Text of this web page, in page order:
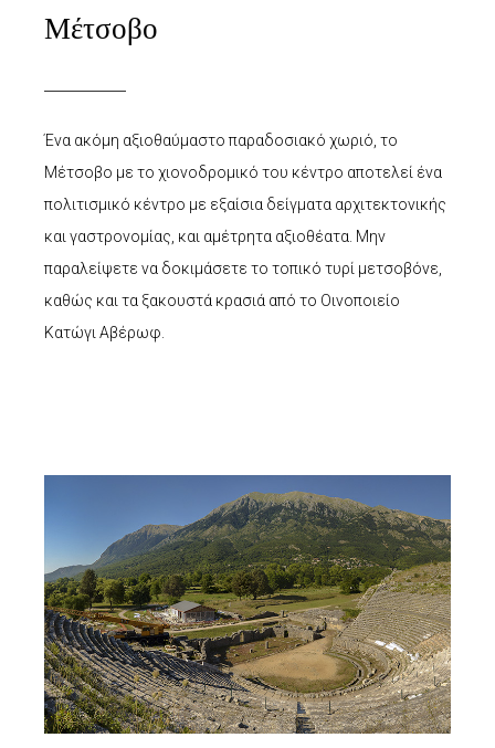
Μέτσοβο
Ένα ακόμη αξιοθαύμαστο παραδοσιακό χωριό, το
Μέτσοβο με το χιονοδρομικό του κέντρο αποτελεί ένα
πολιτισμικό κέντρο με εξαίσια δείγματα αρχιτεκτονικής
και γαστρονομίας, και αμέτρητα αξιοθέατα. Μην
παραλείψετε να δοκιμάσετε το τοπικό τυρί μετσοβόνε,
καθώς και τα ξακουστά κρασιά από το Οινοποιείο
Κατώγι Αβέρωφ.